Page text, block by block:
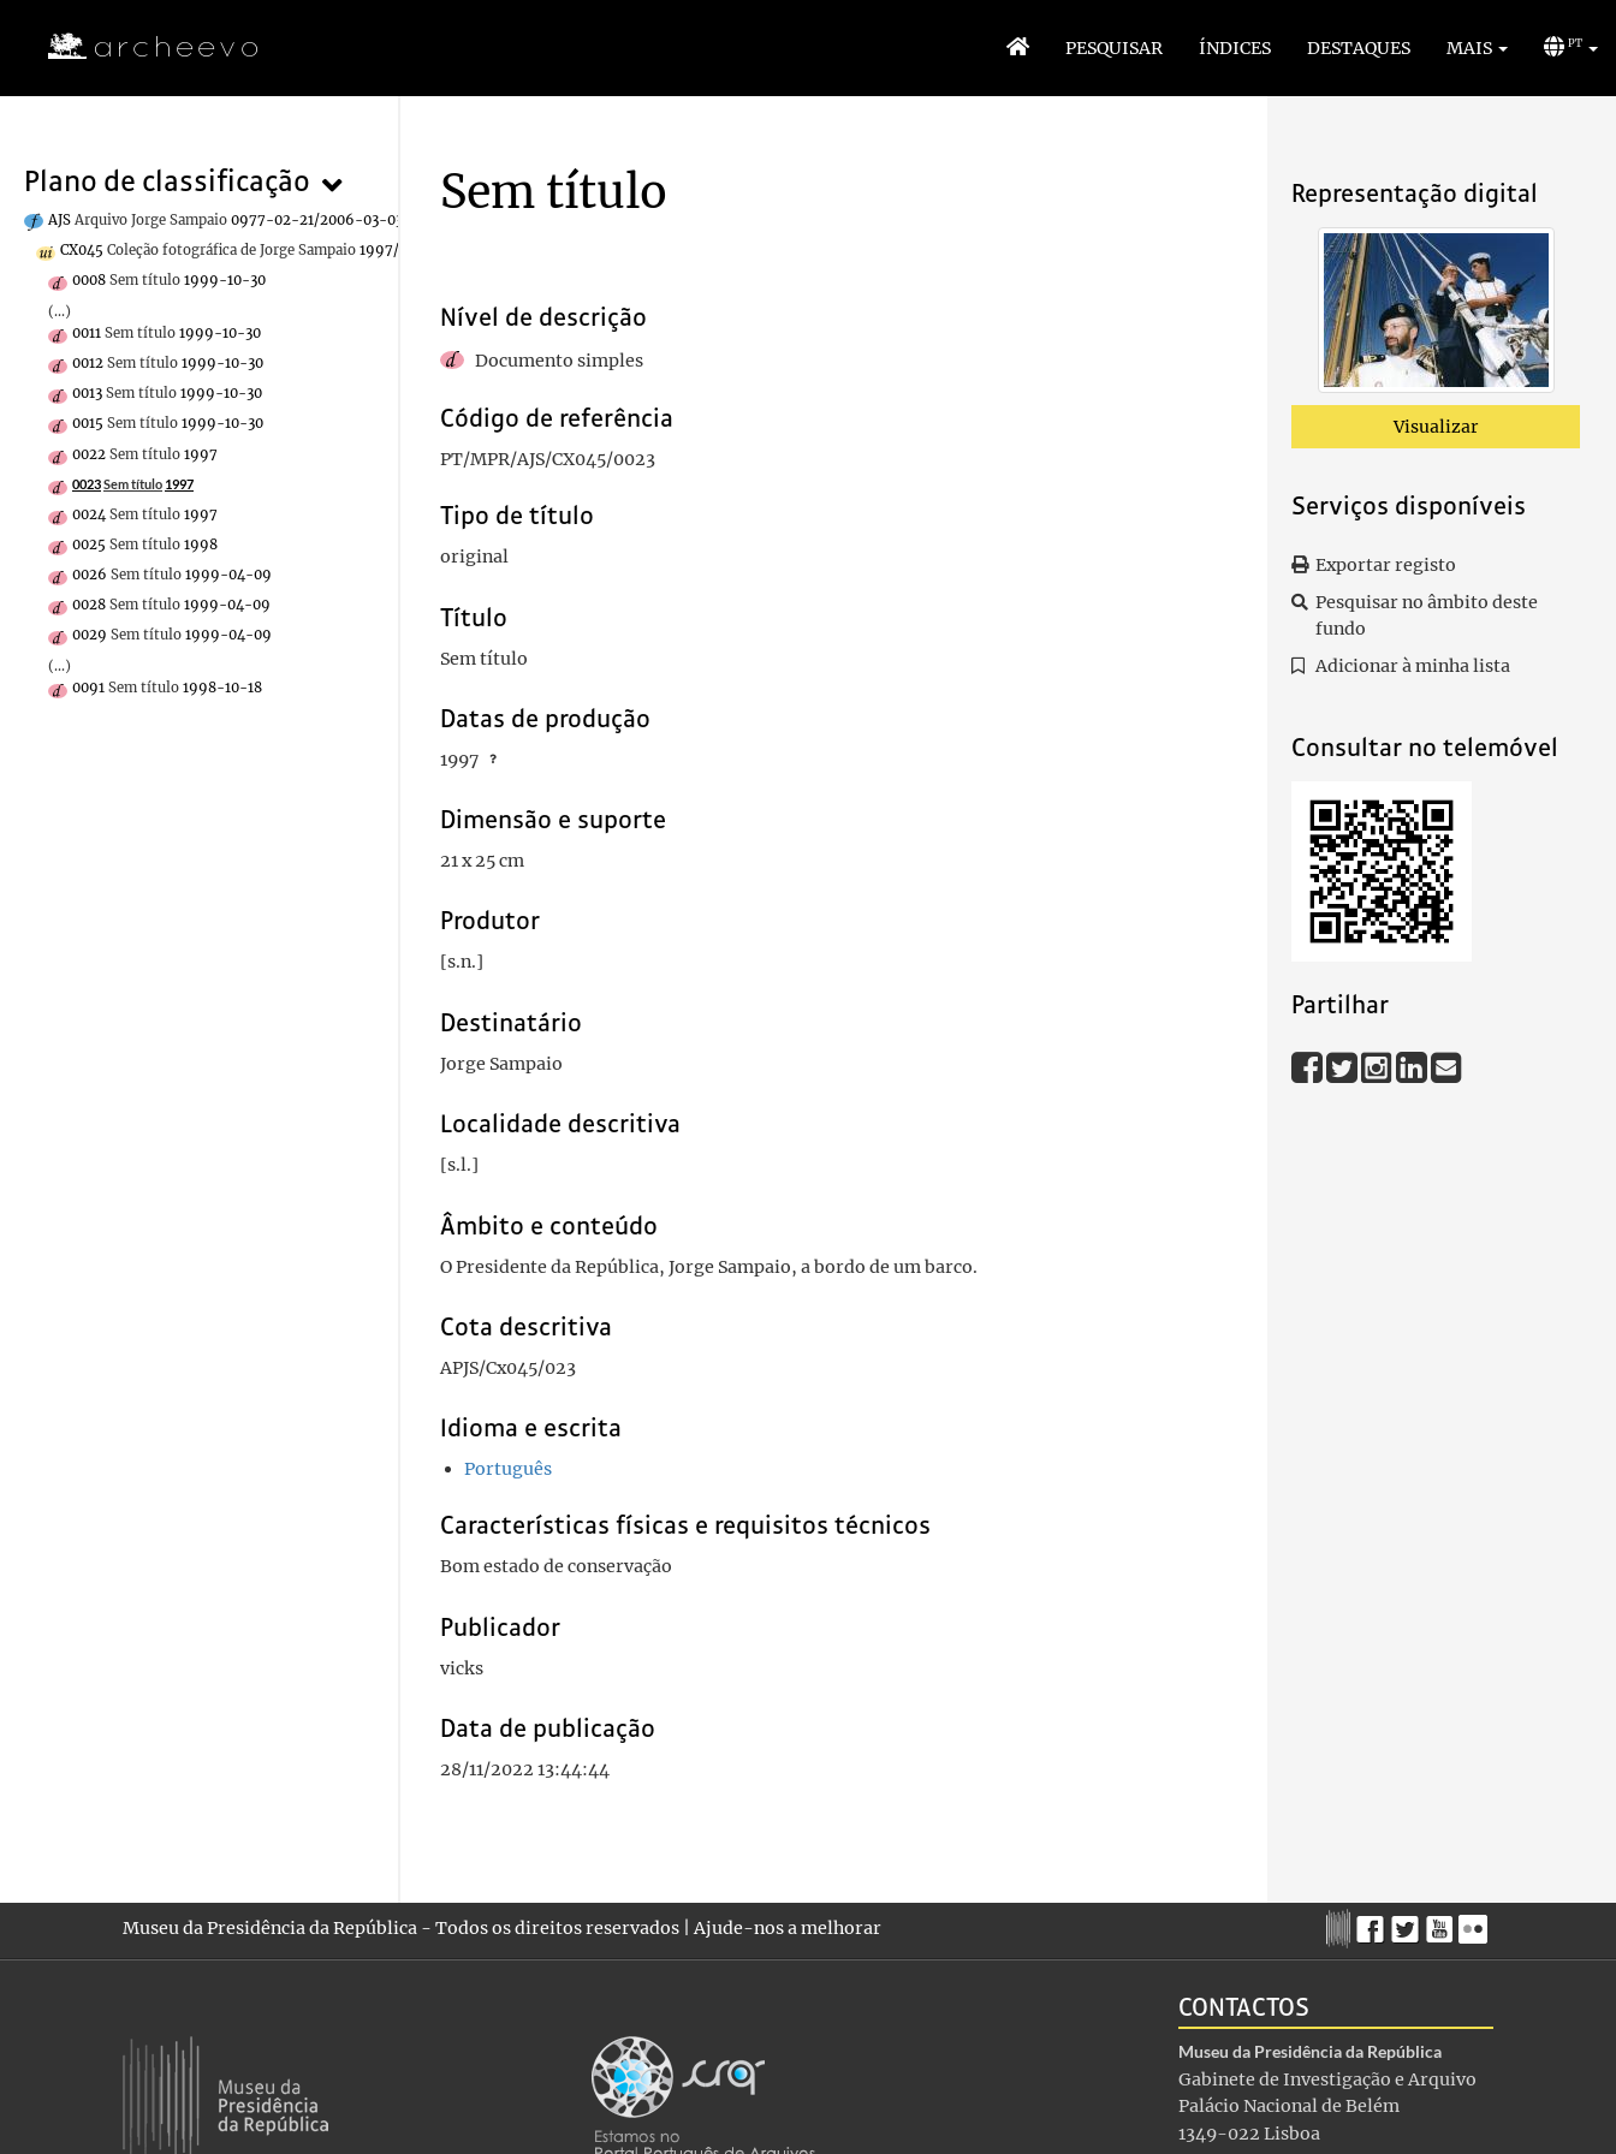
PESQUISAR ÍNDICES DESTAQUES MAIS PT
Plano de classificação
AJS Arquivo Jorge Sampaio 0977-02-21/2006-03-03
CX045 Coleção fotográfica de Jorge Sampaio 1997/1999-10-30
0008 Sem título 1999-10-30
(...)
0011 Sem título 1999-10-30
0012 Sem título 1999-10-30
0013 Sem título 1999-10-30
0015 Sem título 1999-10-30
0022 Sem título 1997
0023Sem título 1997
0024 Sem título 1997
0025 Sem título 1998
0026 Sem título 1999-04-09
0028 Sem título 1999-04-09
0029 Sem título 1999-04-09
(...)
0091 Sem título 1998-10-18
Representação digital
Visualizar
Serviços disponíveis
Exportar registo
Pesquisar no âmbito deste
fundo
Adicionar à minha lista
Consultar no telemóvel
Partilhar
Sem título
Nível de descrição
Documento simples
Código de referência
PT/MPR/AJS/CX045/0023
Tipo de título
original
Título
Sem título
Datas de produção
1997
Dimensão e suporte
21 x 25 cm
Produtor
[s.n.]
Destinatário
Jorge Sampaio
Localidade descritiva
[s.l.]
Âmbito e conteúdo
O Presidente da República, Jorge Sampaio, a bordo de um barco.
Cota descritiva
APJS/Cx045/023
Idioma e escrita
Português
Características físicas e requisitos técnicos
Bom estado de conservação
Publicador
vicks
Data de publicação
28/11/2022 13:44:44
Museu da Presidência da República - Todos os direitos reservados |Ajude-nos a melhorar
CONTACTOS
Museu da Presidência da República
Gabinete de Investigação e Arquivo
Palácio Nacional de Belém
1349-022 Lisboa